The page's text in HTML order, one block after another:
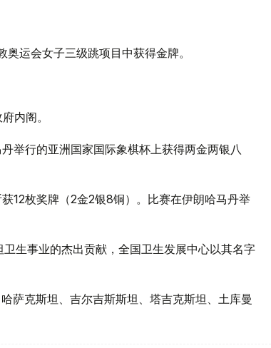
运会女子三级跳项目中获得金牌。
内阁。
举行的亚洲国家国际象棋杯上获得两金两银八
12枚奖牌（2金2银8铜）。比赛在伊朗哈马丹举
生事业的杰出贡献，全国卫生发展中心以其名字
萨克斯坦、吉尔吉斯斯坦、塔吉克斯坦、土库曼